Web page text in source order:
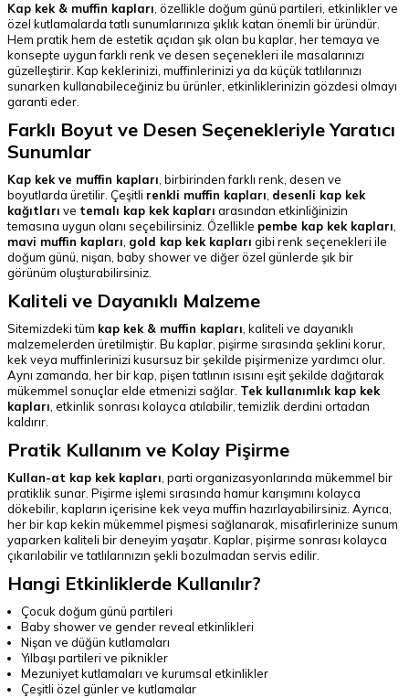
Kap kek & muffin kapları, özellikle doğum günü partileri, etkinlikler ve
özel kutlamalarda tatlı sunumlarınıza şıklık katan önemli bir üründür.
Hem pratik hem de estetik açıdan şık olan bu kaplar, her temaya ve
konsepte uygun farklı renk ve desen seçenekleri ile masalarınızı
güzelleştirir. Kap keklerinizi, muffinlerinizi ya da küçük tatlılarınızı
sunarken kullanabileceğiniz bu ürünler, etkinliklerinizin gözdesi olmayı
garanti eder.
Farklı Boyut ve Desen Seçenekleriyle Yaratıcı
Sunumlar
Kap kek ve muffin kapları, birbirinden farklı renk, desen ve
boyutlarda üretilir. Çeşitli renkli muffin kapları, desenli kap kek
kağıtları ve temalı kap kek kapları arasından etkinliğinizin
temasına uygun olanı seçebilirsiniz. Özellikle pembe kap kek kapları,
mavi muffin kapları, gold kap kek kapları gibi renk seçenekleri ile
doğum günü, nişan, baby shower ve diğer özel günlerde şık bir
görünüm oluşturabilirsiniz.
Kaliteli ve Dayanıklı Malzeme
Sitemizdeki tüm kap kek & muffin kapları, kaliteli ve dayanıklı
malzemelerden üretilmiştir. Bu kaplar, pişirme sırasında şeklini korur,
kek veya muffinlerinizi kusursuz bir şekilde pişirmenize yardımcı olur.
Aynı zamanda, her bir kap, pişen tatlının ısısını eşit şekilde dağıtarak
mükemmel sonuçlar elde etmenizi sağlar. Tek kullanımlık kap kek
kapları, etkinlik sonrası kolayca atılabilir, temizlik derdini ortadan
kaldırır.
Pratik Kullanım ve Kolay Pişirme
Kullan-at kap kek kapları, parti organizasyonlarında mükemmel bir
pratiklik sunar. Pişirme işlemi sırasında hamur karışımını kolayca
dökebilir, kapların içerisine kek veya muffin hazırlayabilirsiniz. Ayrıca,
her bir kap kekin mükemmel pişmesi sağlanarak, misafirlerinize sunum
yaparken kaliteli bir deneyim yaşatır. Kaplar, pişirme sonrası kolayca
çıkarılabilir ve tatlılarınızın şekli bozulmadan servis edilir.
Hangi Etkinliklerde Kullanılır?
Çocuk doğum günü partileri
Baby shower ve gender reveal etkinlikleri
Nişan ve düğün kutlamaları
Yılbaşı partileri ve piknikler
Mezuniyet kutlamaları ve kurumsal etkinlikler
Çeşitli özel günler ve kutlamalar